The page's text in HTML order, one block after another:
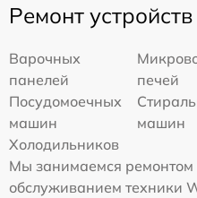
Ремонт устройств
Варочных
панелей
печей
Посудомоечных
машин
машин
Холодильников
Мы занимаемся ремонтом
обслуживанием техники